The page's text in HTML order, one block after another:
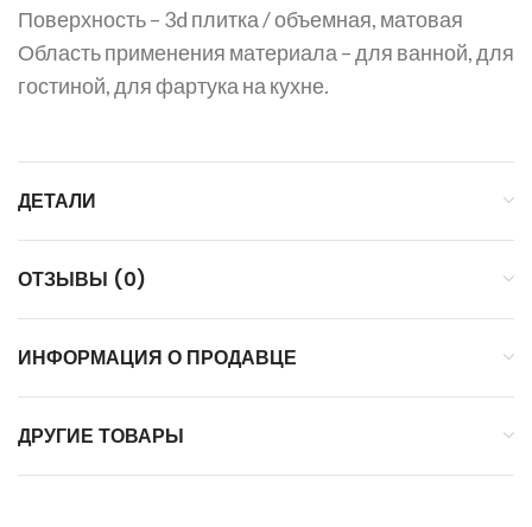
Поверхность – 3d плитка / объемная, матовая
Область применения материала – для ванной, для
гостиной, для фартука на кухне.
ДЕТАЛИ
ОТЗЫВЫ (0)
ИНФОРМАЦИЯ О ПРОДАВЦЕ
ДРУГИЕ ТОВАРЫ